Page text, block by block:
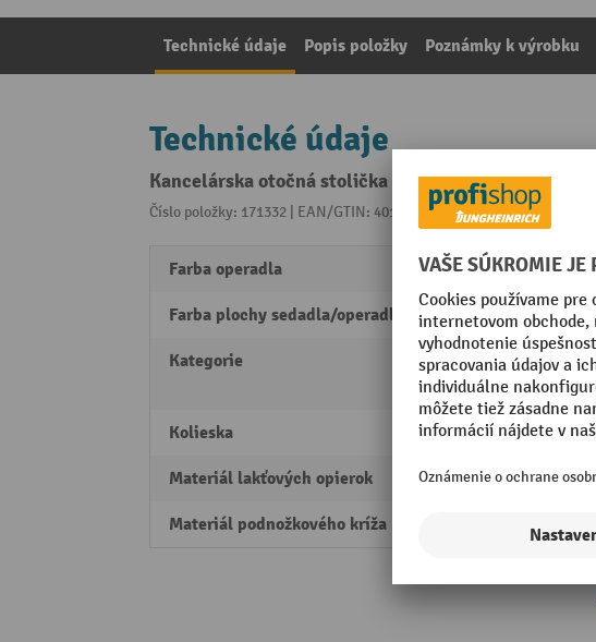
Technické údaje Popis položky Poznámky k výrobku
Technické údaje
Kancelárska otočná stolička Topstar® Syncro-Steel
Číslo položky: 171332 | EAN/GTIN: 4014296487335Z kategórie:
Farba operadla modrá
Farba plochy sedadla/operadla modrá
Kategorie
Kancelárska otočná
oporou chrbtice
Kolieska kolieska na mäkkú
Materiál lakťových opierok Plast
Materiál podnožkového kríža